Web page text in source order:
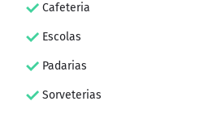
Cafeteria
Escolas
Padarias
Sorveterias